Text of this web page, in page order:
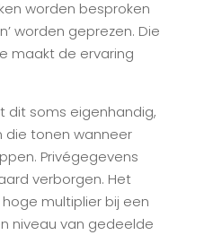
worden besproken
worden geprezen. Die
maakt de ervaring
dit soms eigenhandig,
die tonen wanneer
Privégegevens
verborgen. Het
multiplier bij een
niveau van gedeelde